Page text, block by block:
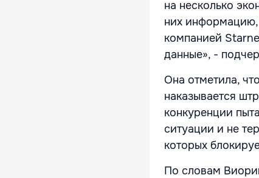
на несколько
них информацию,
компанией
данные», -
Она отметила,
наказывается
конкуренции
ситуации и не
которых
По словам